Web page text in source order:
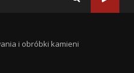
i obróbki kamieni